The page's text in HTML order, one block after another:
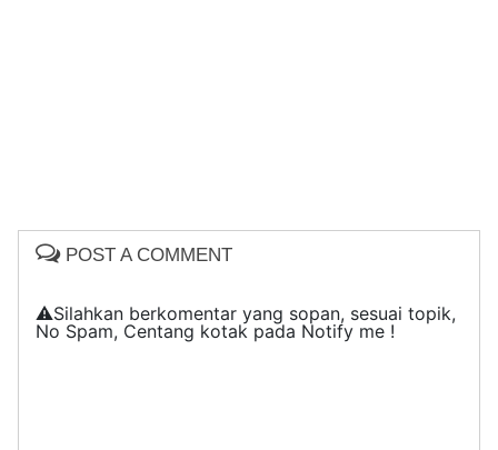
POST A COMMENT
⚠️Silahkan berkomentar yang sopan, sesuai topik,
No Spam, Centang kotak pada Notify me !